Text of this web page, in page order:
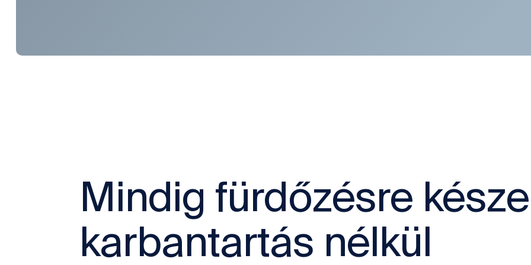
Mindig fürdőzésre
karbantartás nélkül